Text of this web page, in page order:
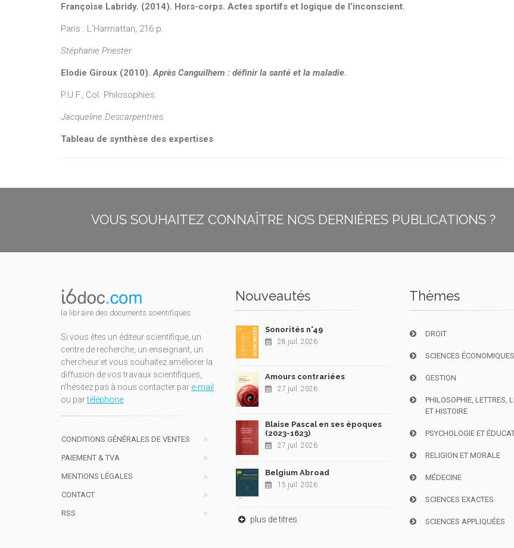
Françoise Labridy. (2014). Hors-corps. Actes sportifs et logique de l’inconscient.
Paris : L’Harmattan, 216 p.
Stéphanie Priester
Elodie Giroux (2010). Après Canguilhem : définir la santé et la maladie.
P.U.F., Col. Philosophies
Jacqueline Descarpentries
Tableau de synthèse des expertises
VOUS SOUHAITEZ CONNAÎTRE NOS DERNIÈRES PUBLICATIONS ?
la libraire des documents scientifiques
Si vous êtes un éditeur scientifique, un
centre de recherche, un enseignant, un
chercheur et vous souhaitez améliorer la
diffusion de vos travaux scientifiques,
n'hésitez pas à nous contacter par e-mail
ou partéléphone
CONDITIONS GÉNÉRALES DE VENTES
PAIEMENT & TVA
MENTIONS LÉGALES
CONTACT
RSS
Nouveautés
Sonorités n°49
28 juil. 2026
Amours contrariées
27 juil. 2026
Blaise Pascal en ses époques
(2023-1623)
27 juil. 2026
Belgium Abroad
15 juil. 2026
plus de titres
Thèmes
DROIT
SCIENCES
GESTION
PHILOSOPHIE, LETTRES,
ET HISTOIRE
PSYCHOLOGIE ET
RELIGION ET MORALE
MÉDECINE
SCIENCES EXACTES
SCIENCES APPLIQUÉES